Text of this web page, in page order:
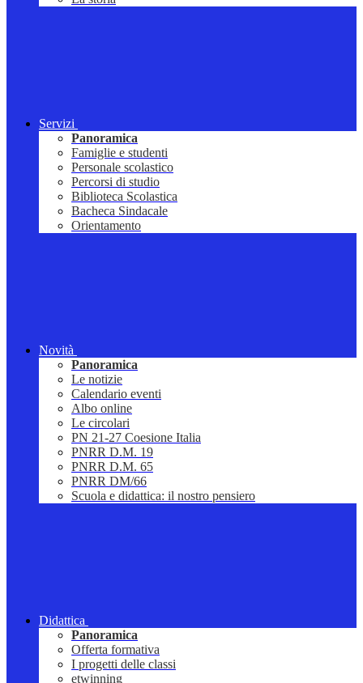
Servizi
Panoramica
Famiglie e studenti
Personale scolastico
Percorsi di studio
Biblioteca Scolastica
Bacheca Sindacale
Orientamento
Novità
Panoramica
Le notizie
Calendario eventi
Albo online
Le circolari
PN 21-27 Coesione Italia
PNRR D.M. 19
PNRR D.M. 65
PNRR DM/66
Scuola e didattica: il nostro pensiero
Didattica
Panoramica
Offerta formativa
I progetti delle classi
etwinning